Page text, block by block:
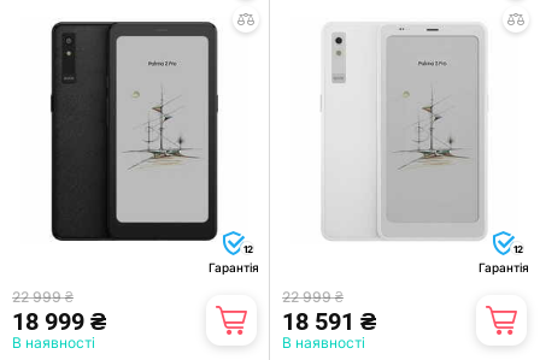
12
Гарантія
22 999 ₴
18 999 ₴
В наявності
12
Гарантія
22 999 ₴
18 591 ₴
В наявності